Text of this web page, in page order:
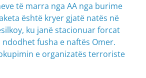
të marra nga AA nga burime
është kryer gjatë natës në
ku janë stacionuar forcat
fusha e naftës Omer.
e organizatës terroriste